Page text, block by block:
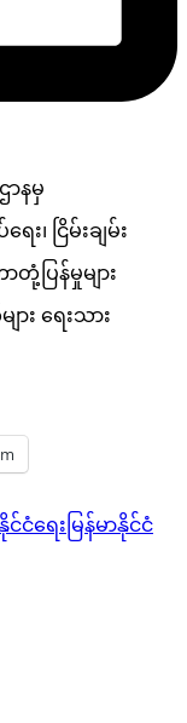
နမှ
၊ ငြိမ်းချမ်း
တုံ့ပြန်မှုများ
း ရေးသား
င်ငံရေး မြန်မာနိုင်ငံ